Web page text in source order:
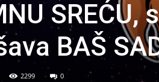
BAŠ
2299 0